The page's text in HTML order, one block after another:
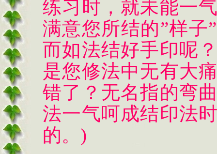
练习时，就未能一
满意您所结的”样子”
而如法结好手印呢
是您修法中无有大
错了？无名指的弯
法一气呵成结印法
的。 )